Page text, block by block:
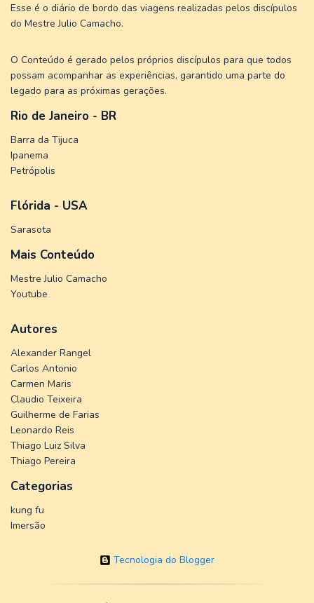
Esse é o diário de bordo das viagens realizadas pelos discípulos
do Mestre Julio Camacho.
O Conteúdo é gerado pelos próprios discípulos para que todos
possam acompanhar as experiências, garantido uma parte do
legado para as próximas gerações.
Rio de Janeiro - BR
Barra da Tijuca
Ipanema
Petrópolis
Flórida - USA
Sarasota
Mais Conteúdo
Mestre Julio Camacho
Youtube
Autores
Alexander Rangel
Carlos Antonio
Carmen Maris
Claudio Teixeira
Guilherme de Farias
Leonardo Reis
Thiago Luiz Silva
Thiago Pereira
Categorias
kung fu
Imersão
Tecnologia do Blogger